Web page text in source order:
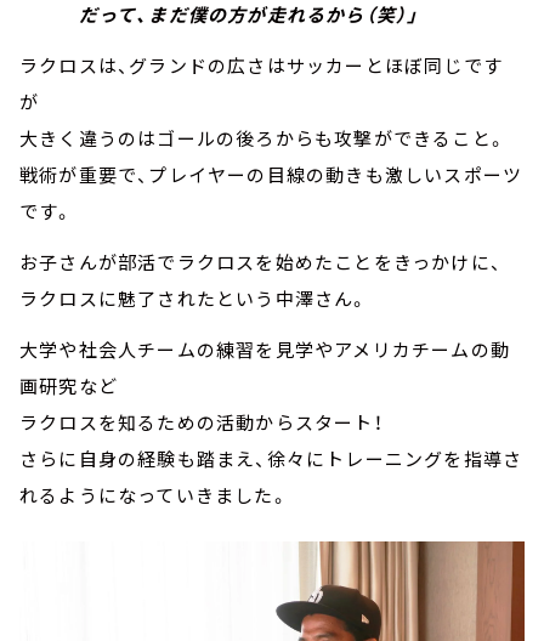
だって、まだ僕の方が走れるから（笑）」
ラクロスは、グランドの広さはサッカーとほぼ同じです
が
大きく違うのはゴールの後ろからも攻撃ができること。
戦術が重要で、プレイヤーの目線の動きも激しいスポーツ
です。
お子さんが部活でラクロスを始めたことをきっかけに、
ラクロスに魅了されたという中澤さん。
大学や社会人チームの練習を見学やアメリカチームの動
画研究など
ラクロスを知るための活動からスタート！
さらに自身の経験も踏まえ、徐々にトレーニングを指導さ
れるようになっていきました。